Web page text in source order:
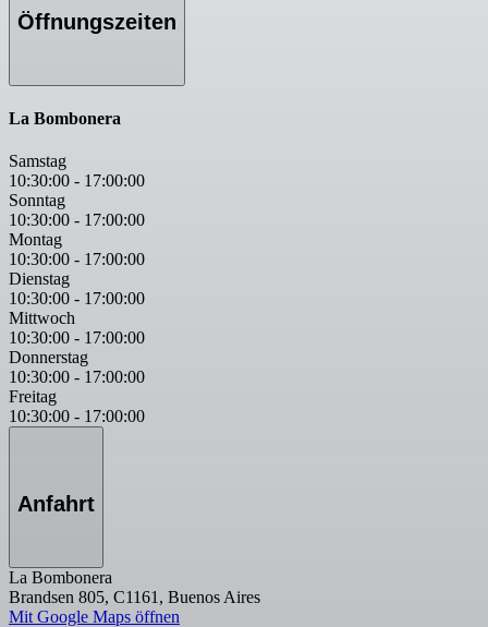
Öffnungszeiten
La Bombonera
Samstag
10:30:00 - 17:00:00
Sonntag
10:30:00 - 17:00:00
Montag
10:30:00 - 17:00:00
Dienstag
10:30:00 - 17:00:00
Mittwoch
10:30:00 - 17:00:00
Donnerstag
10:30:00 - 17:00:00
Freitag
10:30:00 - 17:00:00
Anfahrt
La Bombonera
Brandsen 805, C1161, Buenos Aires
Mit Google Maps öffnen